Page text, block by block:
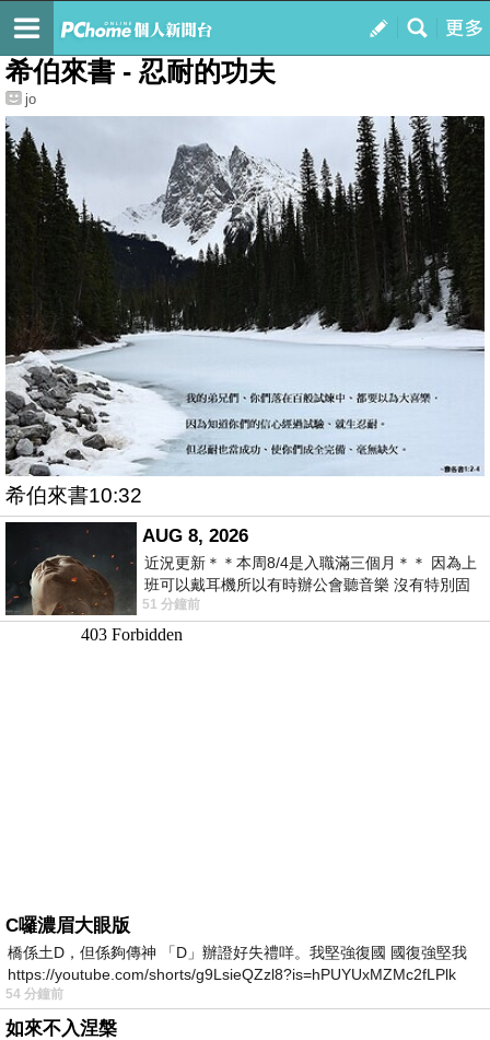
我的
最新文章
希伯來書 - 忍耐的功夫
jo
希伯來書10:32
AUG 8, 2026
近況更新＊＊本周8/4是入職滿三個月＊＊ 因為上
班可以戴耳機所以有時辦公會聽音樂 沒有特別固
定哪天但就是一周某一天會固定聽'90
51 分鐘前
C囉濃眉大眼版
橋係土D，但係夠傳神 「D」辦證好失禮咩。我堅強復國 國復強堅我
https://youtube.com/shorts/g9LsieQZzl8?is=hPUYUxMZMc2fLPlk
54 分鐘前
如來不入涅槃